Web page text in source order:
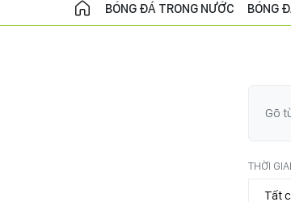
BÓNG ĐÁ TRONG NƯỚC BÓNG
THỜI